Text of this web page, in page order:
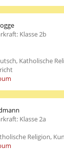
Klasse 2b
Katholische
Klasse 2a
Religion,